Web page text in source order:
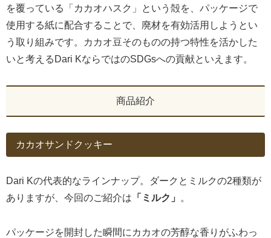
を覆っている「カカオハスク」という殻を、パッケージで
使用する紙に配合することで、廃材を有効活用しようとい
う取り組みです。カカオ豆そのものの持つ特性を活かした
いと考えるDari KならではのSDGsへの貢献といえます。
商品紹介
カカオサンドクッキー
Dari Kの代表的なラインナップ。ダークとミルクの2種類が
ありますが、今回のご紹介は 「ミルク」 。
パッケージを開封した瞬間にカカオの芳醇な香りがふわっ